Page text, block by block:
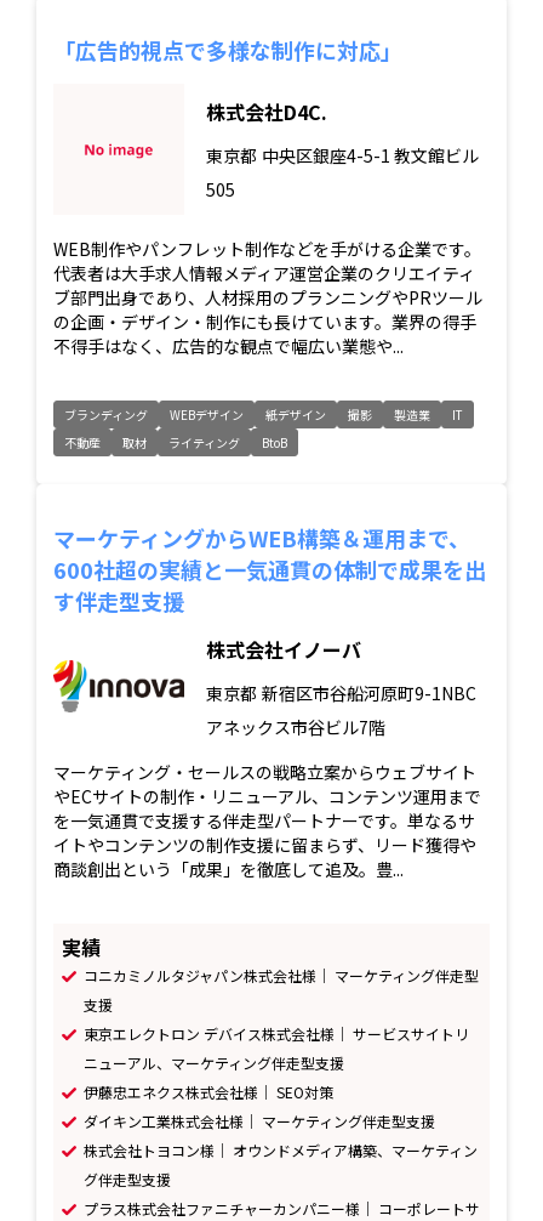
「広告的視点で多様な制作に対応」
株式会社D4C.
東京都 中央区銀座4-5-1 教文館ビル
505
WEB制作やパンフレット制作などを手がける企業です。
代表者は大手求人情報メディア運営企業のクリエイティ
ブ部門出身であり、人材採用のプランニングやPRツール
の企画・デザイン・制作にも長けています。業界の得手
不得手はなく、広告的な観点で幅広い業態や...
ブランディング WEBデザイン 紙デザイン 撮影 製造業
IT
不動産
取材 ライティング BtoB
マーケティングからWEB構築＆運用まで、
600社超の実績と一気通貫の体制で成果を出
す伴走型支援
株式会社イノーバ
東京都 新宿区市谷船河原町9-1NBC
アネックス市谷ビル7階
マーケティング・セールスの戦略立案からウェブサイト
やECサイトの制作・リニューアル、コンテンツ運用まで
を一気通貫で支援する伴走型パートナーです。単なるサ
イトやコンテンツの制作支援に留まらず、リード獲得や
商談創出という「成果」を徹底して追及。豊...
実績
コニカミノルタジャパン株式会社様｜ マーケティング伴走型
支援
東京エレクトロン デバイス株式会社様｜ サービスサイトリ
ニューアル、マーケティング伴走型支援
伊藤忠エネクス株式会社様｜ SEO対策
ダイキン工業株式会社様｜ マーケティング伴走型支援
株式会社トヨコン様｜ オウンドメディア構築、マーケティン
グ伴走型支援
プラス株式会社ファニチャーカンパニー様｜ コーポレートサ